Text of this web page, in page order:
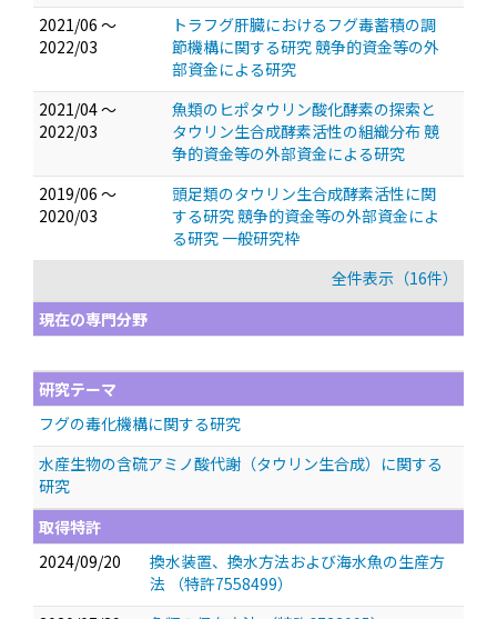
2021/06 ～
2022/03
トラフグ肝臓におけるフグ毒蓄積の調
節機構に関する研究 競争的資金等の外
部資金による研究
2021/04 ～
2022/03
魚類のヒポタウリン酸化酵素の探索と
タウリン生合成酵素活性の組織分布 競
争的資金等の外部資金による研究
2019/06 ～
2020/03
頭足類のタウリン生合成酵素活性に関
する研究 競争的資金等の外部資金によ
る研究 一般研究枠
全件表示（16件）
現在の専門分野
研究テーマ
フグの毒化機構に関する研究
水産生物の含硫アミノ酸代謝（タウリン生合成）に関する
研究
取得特許
2024/09/20
換水装置、換水方法および海水魚の生産方
法 （特許7558499）